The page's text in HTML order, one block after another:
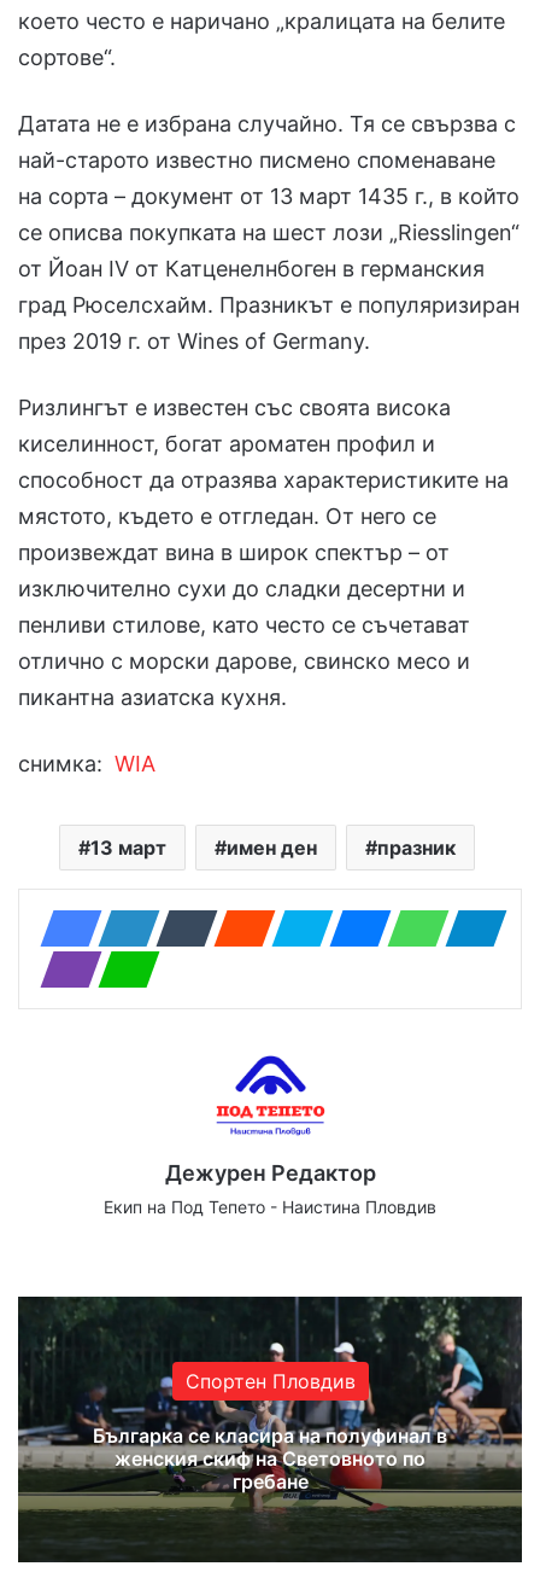
което често е наричано „кралицата на белите
сортове“.
Датата не е избрана случайно. Тя се свързва с
най-старото известно писмено споменаване
на сорта – документ от 13 март 1435 г., в който
се описва покупката на шест лози „Riesslingen“
от Йоан IV от Катценелнбоген в германския
град Рюселсхайм. Празникът е популяризиран
през 2019 г. от Wines of Germany.
Ризлингът е известен със своята висока
киселинност, богат ароматен профил и
способност да отразява характеристиките на
мястото, където е отгледан. От него се
произвеждат вина в широк спектър – от
изключително сухи до сладки десертни и
пенливи стилове, като често се съчетават
отлично с морски дарове, свинско месо и
пикантна азиатска кухня.
снимка: WIA
13 март имен ден празник
Дежурен Редактор
Екип на Под Тепето - Наистина Пловдив
Спортен Пловдив
Българка се класира на полуфинал в
женския скиф на Световното по
гребане